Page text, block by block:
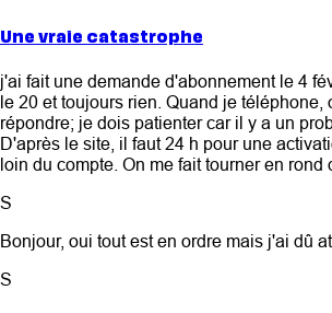
Une vraie catastrophe
j'ai fait une demande d'abonnement le 4
le 20 et toujours rien. Quand je téléphone,
répondre; je dois patienter car il y a un
D'après le site, il faut 24 h pour une
loin du compte. On me fait tourner en rond
S
Bonjour, oui tout est en ordre mais j'ai dû
S